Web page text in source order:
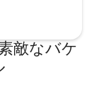
敵なバケ